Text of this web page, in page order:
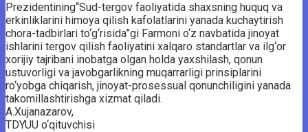
Prezidentining“Sud-tergov faoliyatida shaxsning huquq va
erkinliklarini himoya qilish kafolatlarini yanada kuchaytirish
chora-tadbirlari to‘g‘risida”gi Farmoni o‘z navbatida jinoyat
ishlarini tergov qilish faoliyatini xalqaro standartlar va ilg‘or
xorijiy tajribani inobatga olgan holda yaxshilash, qonun
ustuvorligi va javobgarlikning muqarrarligi prinsiplarini
ro‘yobga chiqarish, jinoyat-prosessual qonunchiligini yanada
takomillashtirishga xizmat qiladi.
A.Xujanazarov,
TDYUU o‘qituvchisi